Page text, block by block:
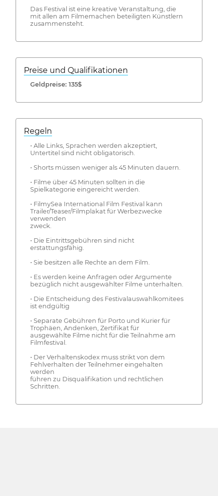
Das Festival ist eine kreative Veranstaltung, die
mit allen am Filmemachen beteiligten Künstlern
zusammensteht.
Preise und Qualifikationen
Geldpreise: 135$
Regeln
• Alle Links, Sprachen werden akzeptiert,
Untertitel sind nicht obligatorisch.
• Shorts müssen weniger als 45 Minuten dauern.
• Filme über 45 Minuten sollten in die
Spielkategorie eingereicht werden.
• FilmySea International Film Festival kann
Trailer/Teaser/Filmplakat für Werbezwecke
verwenden
zweck.
• Die Eintrittsgebühren sind nicht
erstattungsfähig.
• Sie besitzen alle Rechte an dem Film.
• Es werden keine Anfragen oder Argumente
bezüglich nicht ausgewählter Filme unterhalten.
• Die Entscheidung des Festivalauswahlkomitees
ist endgültig
• Separate Gebühren für Porto und Kurier für
Trophäen, Andenken, Zertifikat für
ausgewählte Filme nicht für die Teilnahme am
Filmfestival.
• Der Verhaltenskodex muss strikt von dem
Fehlverhalten der Teilnehmer eingehalten
werden
führen zu Disqualifikation und rechtlichen
Schritten.